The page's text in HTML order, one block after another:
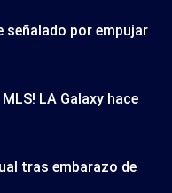
señalado por empujar
LA Galaxy hace
tras embarazo de